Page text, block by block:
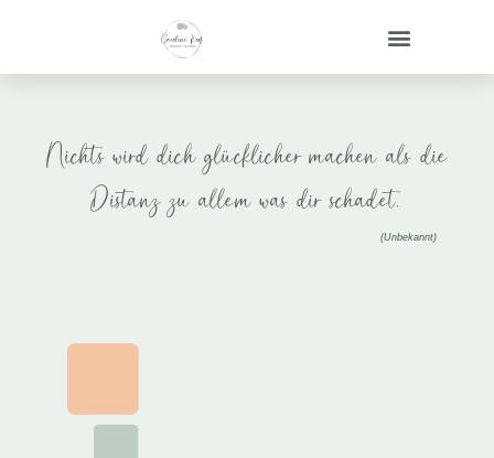
Nichts wird dich glücklicher machen als die
Distanz zu allem was dir schadet.
(Unbekannt)